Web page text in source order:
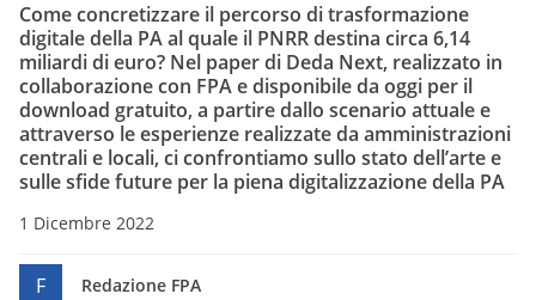
Come concretizzare il percorso di trasformazione
digitale della PA al quale il PNRR destina circa 6,14
miliardi di euro? Nel paper di Deda Next, realizzato in
collaborazione con FPA e disponibile da oggi per il
download gratuito, a partire dallo scenario attuale e
attraverso le esperienze realizzate da amministrazioni
centrali e locali, ci confrontiamo sullo stato dell’arte e
sulle sfide future per la piena digitalizzazione della PA
1 Dicembre 2022
F Redazione FPA